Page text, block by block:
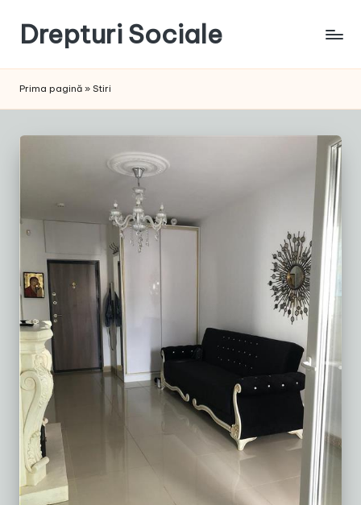
content
Drepturi Sociale
Sociale:
Ta,
Prima pagină » Stiri